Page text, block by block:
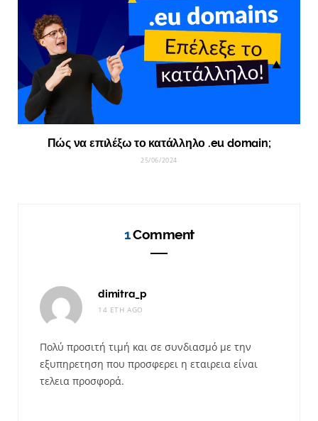
Πώς να επιλέξω το κατάλληλο .eu domain;
25/06/2024
1Comment
dimitra_p
14 ΈΤΗ AGO
Πολύ προσιτή τιμή και σε συνδιασμό με την
εξυπηρετηση που προσφερει η εταιρεια είναι
τελεια προσφορά.